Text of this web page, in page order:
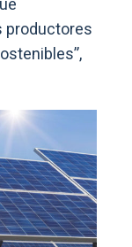
productores